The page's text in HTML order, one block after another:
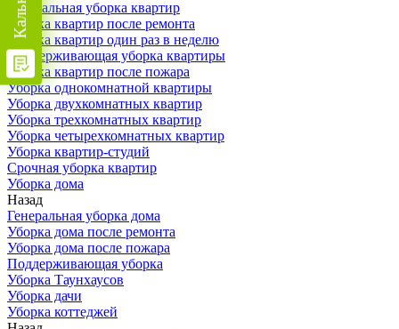
Генеральная уборка квартир
Уборка квартир после ремонта
Уборка квартир один раз в неделю
Поддерживающая уборка квартиры
Уборка квартир после пожара
Уборка однокомнатной квартиры
Уборка двухкомнатных квартир
Уборка трехкомнатных квартир
Уборка четырехкомнатных квартир
Уборка квартир-студий
Срочная уборка квартир
Уборка дома
Назад
Генеральная уборка дома
Уборка дома после ремонта
Уборка дома после пожара
Поддерживающая уборка
Уборка Таунхаусов
Уборка дачи
Уборка коттеджей